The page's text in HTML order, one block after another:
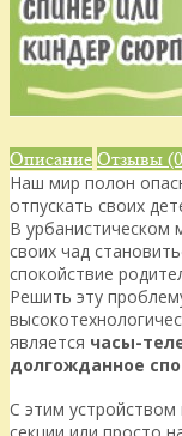
Описание Отзывы
Наш мир полон
отпускать своих
В урбанистическом
своих чад
спокойствие
Решить эту
является часы-
долгожданное
С этим